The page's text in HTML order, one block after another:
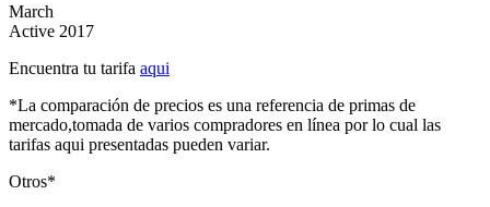
March
Active 2017
Encuentra tu tarifa aqui
*La comparación de precios es una referencia de primas de
mercado,tomada de varios compradores en línea por lo cual las
tarifas aqui presentadas pueden variar.
Otros*